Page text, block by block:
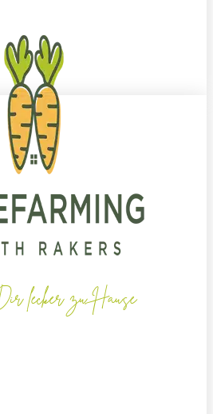
lecker zu Hause